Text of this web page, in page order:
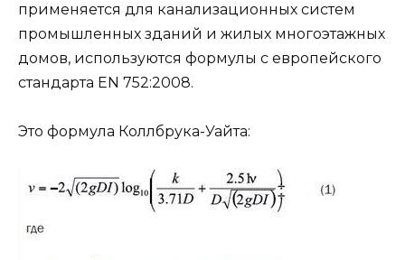
применяется для канализационных систем
промышленных зданий и жилых многоэтажных
домов, используются формулы с европейского
стандарта EN 752:2008.
Это формула Коллбрука-Уайта: